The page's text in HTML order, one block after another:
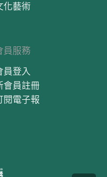
化藝術
員服務
員登入
會員註冊
閱電子報